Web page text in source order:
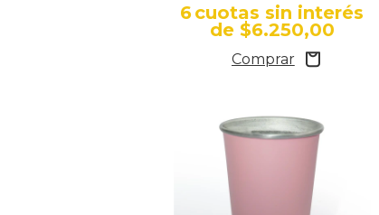
6cuotas sin interés
de $6.250,00